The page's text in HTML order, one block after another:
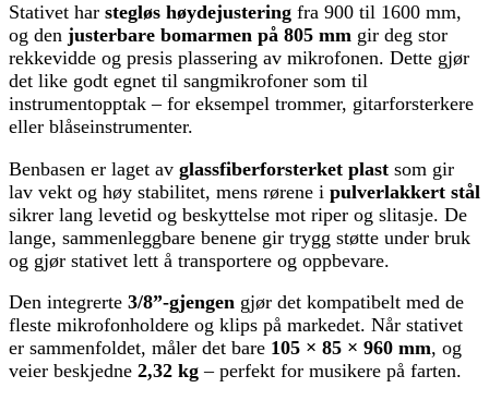
Stativet har stegløs høydejustering fra 900 til 1600 mm,
og den justerbare bomarmen på 805 mm gir deg stor
rekkevidde og presis plassering av mikrofonen. Dette gjør
det like godt egnet til sangmikrofoner som til
instrumentopptak – for eksempel trommer, gitarforsterkere
eller blåseinstrumenter.
Benbasen er laget av glassfiberforsterket plast som gir
lav vekt og høy stabilitet, mens rørene i pulverlakkert stål
sikrer lang levetid og beskyttelse mot riper og slitasje. De
lange, sammenleggbare benene gir trygg støtte under bruk
og gjør stativet lett å transportere og oppbevare.
Den integrerte 3/8”-gjengen gjør det kompatibelt med de
fleste mikrofonholdere og klips på markedet. Når stativet
er sammenfoldet, måler det bare 105 × 85 × 960 mm, og
veier beskjedne 2,32 kg – perfekt for musikere på farten.